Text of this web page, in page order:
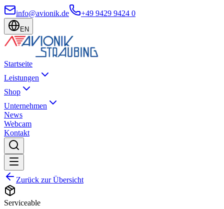
info@avionik.de +49 9429 9424 0
EN
Startseite
Leistungen
Shop
Unternehmen
News
Webcam
Kontakt
Zurück zur Übersicht
Serviceable